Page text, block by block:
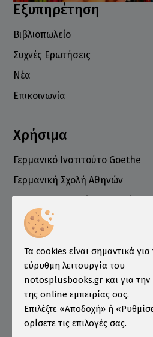
Εξυπηρέτηση
Βιβλιοπωλείο
Συχνές Ερωτήσεις
Νέα
Επικοινωνία
Χρήσιμα
Γερμανικό Ινστιτούτο Goethe
Γερμανική Σχολή Αθηνών
Επιμελητήριο
Ινστιτούτο ÖSD Ελλάδας
Πληροφορίες
Τρόποι Παραγγελίας
Τρόποι Πληρωμής
Τρόποι Αποστολής
Τα cookies είναι σημαντικά για
εύρυθμη λειτουργία του
notosplusbooks.gr και για την
της online εμπειρίας σας.
Επιλέξτε «Αποδοχή» ή
ορίσετε τις επιλογές σας.